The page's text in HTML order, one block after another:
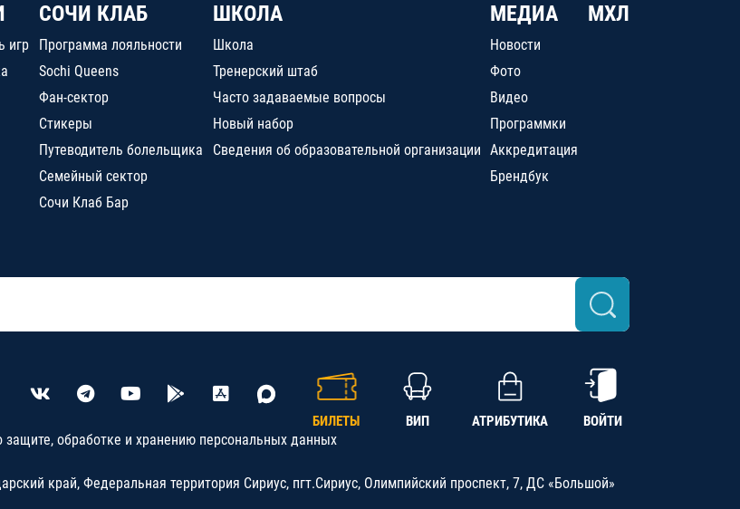
игр
СОЧИ КЛАБ
Программа лояльности
Sochi Queens
Фан-сектор
Стикеры
Путеводитель болельщика
Семейный сектор
Сочи Клаб Бар
ШКОЛА
Школа
Тренерский штаб
Часто задаваемые вопросы
Новый набор
Сведения об образовательной организации
МЕДИА
Новости
Фото
Видео
Программки
Аккредитация
Брендбук
МХЛ
БИЛЕТЫ ВИП АТРИБУТИКА ВОЙТИ
защите, обработке и хранению персональных данных
край, Федеральная территория Сириус, пгт.Сириус, Олимпийский проспект, 7, ДС «Большой»